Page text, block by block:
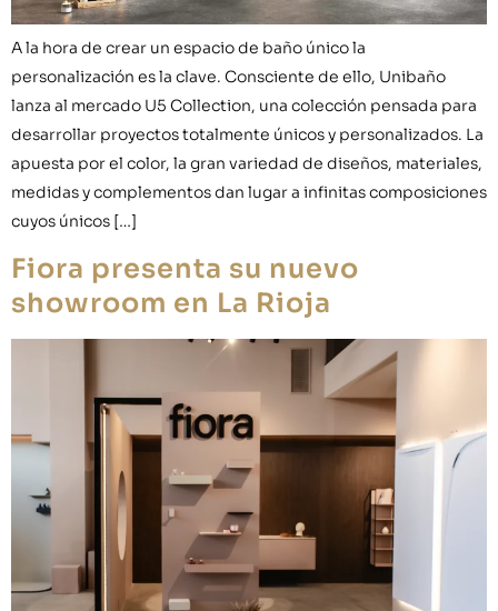
A la hora de crear un espacio de baño único la
personalización es la clave. Consciente de ello, Unibaño
lanza al mercado U5 Collection, una colección pensada para
desarrollar proyectos totalmente únicos y personalizados. La
apuesta por el color, la gran variedad de diseños, materiales,
medidas y complementos dan lugar a infinitas composiciones
cuyos únicos […]
Fiora presenta su nuevo
showroom en La Rioja